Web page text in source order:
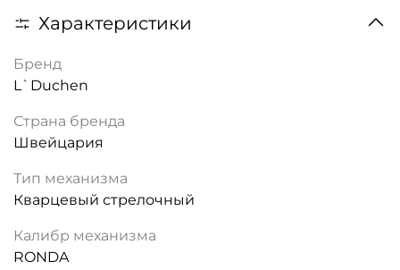
Характеристики
Бренд
L`Duchen
Страна бренда
Швейцария
Тип механизма
Кварцевый стрелочный
Калибр механизма
RONDA